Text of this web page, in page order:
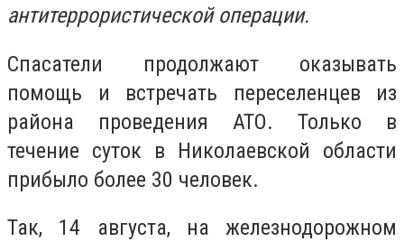
антитеррористической операции.
Спасатели продолжают оказывать
помощь и встречать переселенцев из
района проведения АТО. Только в
течение суток в Николаевской области
прибыло более 30 человек.
Так, 14 августа, на железнодорожном